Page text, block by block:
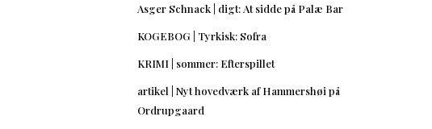
Asger Schnack | digt: At sidde på Palæ Bar
KOGEBOG | Tyrkisk: Sofra
KRIMI | sommer: Efterspillet
artikel | Nyt hovedværk af Hammershøi på
Ordrupgaard